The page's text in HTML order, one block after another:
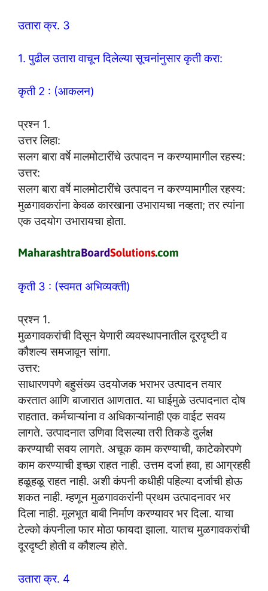
उतारा क्र. 3
1. पुढील उतारा वाचून दिलेल्या सूचनांनुसार कृती करा:
कृती 2 : (आकलन)
प्रश्न 1.
उत्तर लिहा:
सलग बारा वर्षे मालमोटारींचे उत्पादन न करण्यामागील रहस्य:
उत्तर:
सलग बारा वर्षे मालमोटारींचे उत्पादन न करण्यामागील रहस्य:
मुळगावकरांना केवळ कारखाना उभारायचा नव्हता; तर त्यांना
एक उदयोग उभारायचा होता.
कृती 3 : (स्वमत अभिव्यक्ती)
प्रश्न 1.
मुळगावकरांची दिसून येणारी व्यवस्थापनातील दूरदृष्टी व
कौशल्य समजावून सांगा.
उत्तर:
साधारणपणे बहुसंख्य उदयोजक भराभर उत्पादन तयार
करतात आणि बाजारात आणतात. या घाईमुळे उत्पादनात दोष
राहतात. कर्मचाऱ्यांना व अधिकाऱ्यांनाही एक वाईट सवय
लागते. उत्पादनात उणिवा दिसल्या तरी तिकडे दुर्लक्ष
करण्याची सवय लागते. अचूक काम करण्याची, काटेकोरपणे
काम करण्याची इच्छा राहत नाही. उत्तम दर्जा हवा, हा आग्रहही
हळूहळू राहत नाही. अशी कंपनी कधीही पहिल्या दर्जाची होऊ
शकत नाही. म्हणून मुळगावकरांनी प्रथम उत्पादनावर भर
दिला नाही. मूलभूत बाबी निर्माण करण्यावर भर दिला. याचा
टेल्को कंपनीला फार मोठा फायदा झाला. यातच मुळगावकरांची
दूरदृष्टी होती व कौशल्य होते.
उतारा क्र. 4